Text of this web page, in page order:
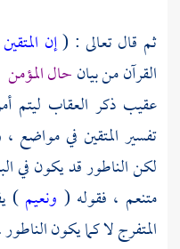
ثم قال تعالى : (إن
القرآن من بيانحال المؤمن
عقيب ذكر العقاب ليتم
تفسير المتقين في
لكن الناطور قد يكون في
متنعم ، فقوله ( ونعيم)
المتفرج لا كما يكون